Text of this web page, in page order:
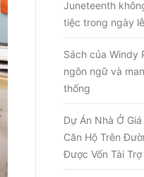
Juneteenth
tiệc trong ngày lễ
Sách của Windy
ngôn ngữ và
thống
Dự Án Nhà Ở
Căn Hộ Trên
Được Vốn Tài